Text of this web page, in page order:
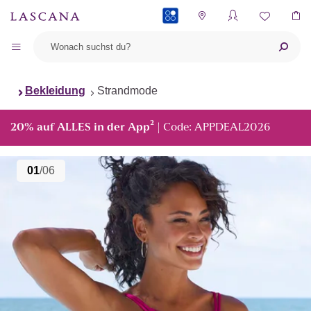
Bekleidung Strandmode
20% auf ALLES in der App² | Code: APPDEAL2026
01/06